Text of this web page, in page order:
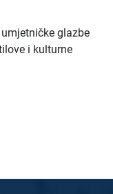
glazbe
i kulturne